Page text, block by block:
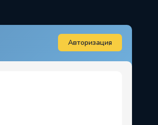
Авторизация